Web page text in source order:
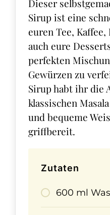
Dieser
Sirup ist eine
euren Tee,
auch eure
perfekten
Gewürzen zu
Sirup habt ihr die
klassischen
und bequeme
griffbereit.
Zutaten
600 ml